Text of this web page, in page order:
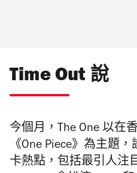
Time Out 說
今個月，The One 以在
《One Piece》為主題
卡熱點，包括最引人注